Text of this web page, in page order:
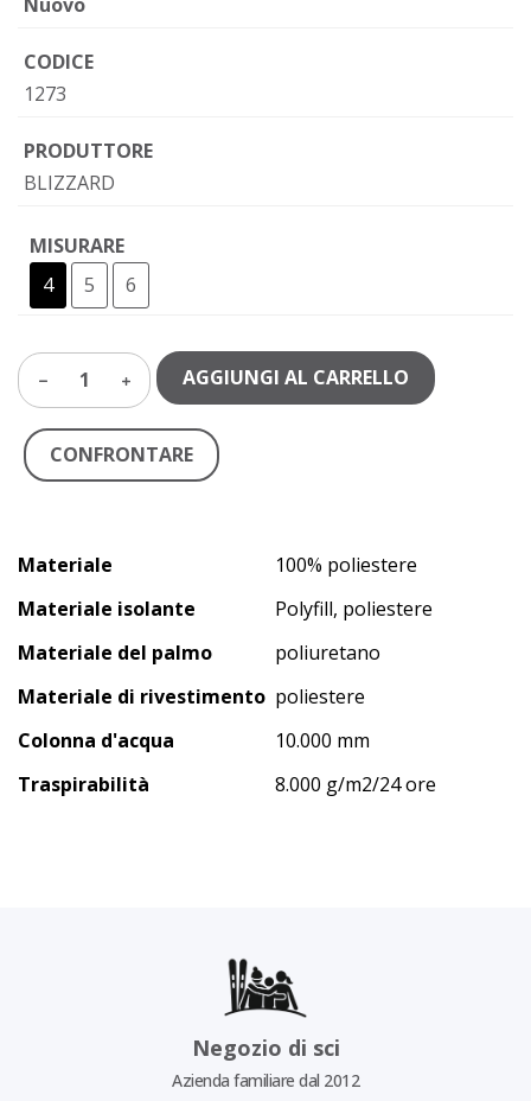
CODICE
1273
PRODUTTORE
BLIZZARD
MISURARE
4
5 6
1 AGGIUNGI AL CARRELLO
CONFRONTARE
Materiale
100% poliestere
Materiale isolante
Polyfill, poliestere
Materiale del palmo
poliuretano
Materiale di rivestimento poliestere
Colonna d'acqua
10.000 mm
Traspirabilità
8.000 g/m2/24 ore
Negozio di sci
Azienda familiare dal 2012